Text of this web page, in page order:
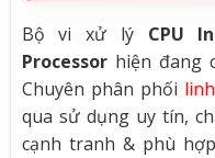
Bộ vi xử lý CPU
Processorhiện đang
Chuyên phân phối
qua sử dụng uy tín,
cạnh tranh & phù